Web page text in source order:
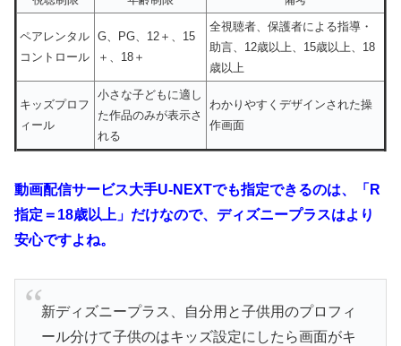
ペアレンタル
コントロール
G、PG、12＋、15
＋、18＋
全視聴者、保護者による指導・
助言、12歳以上、15歳以上、18
歳以上
キッズプロフ
ィール
小さな子どもに適し
た作品のみが表示さ
れる
わかりやすくデザインされた操
作画面
動画配信サービス大手U-NEXTでも指定できるのは、「R
指定＝18歳以上」だけなので、ディズニープラスはより
安心ですよね。
新ディズニープラス、自分用と子供用のプロフィ
ール分けて子供のはキッズ設定にしたら画面がキ